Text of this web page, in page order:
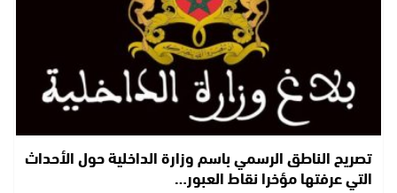
تصريح الناطق الرسمي باسم وزارة الداخلية حول الأحداث
التي عرفتها مؤخرا نقاط العبور…